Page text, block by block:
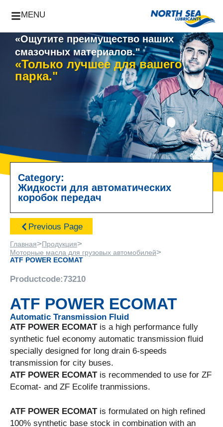
MENU
«Ощутите преимущество наших
смазочных материалов."
«Только лучшее для вашего
парка."
Category:
Жидкости для автоматических
коробок передач
Previous Page
Главная>Продукция>
Моторные масла для грузовых автомобилей>
ATF POWER ECOMAT
Productcode:73210
ATF POWER ECOMAT
Automatic Transmission Fluid
ATF POWER ECOMAT is a high performance fully
synthetic fuel economy automatic transmission fluid
specially designed for long drain 6-speeds
transmission for city buses.
ATF POWER ECOMAT is recommended to use for ZF
Ecomat- and ZF Ecolife tranmissions.
ATF POWER ECOMAT is formulated on high refined
100% synthetic base stock in combination with an